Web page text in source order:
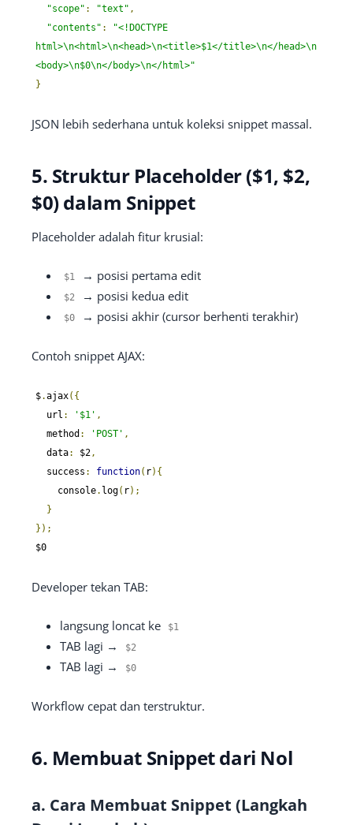
"scope" : "text" ,
"contents" :
"<!DOCTYPE
html>\n<html>\n<head>\n<title>$1</title>\n</head>\n
<body>\n$0\n</body>\n</html>"
}
JSON lebih sederhana untuk koleksi snippet massal.
5. Struktur Placeholder ($1, $2,
$0) dalam Snippet
Placeholder adalah fitur krusial:
$1 → posisi pertama edit
$2 → posisi kedua edit
$0 → posisi akhir (cursor berhenti terakhir)
Contoh snippet AJAX:
$.ajax({
  url
: '$1' ,
  method
: 'POST' ,
  data
: $2 ,
  success
: function( r){
    console
. log( r);
}
});
$0
Developer tekan TAB:
langsung loncat ke $1
TAB lagi → $2
TAB lagi → $0
Workflow cepat dan terstruktur.
6. Membuat Snippet dari Nol
a. Cara Membuat Snippet (Langkah